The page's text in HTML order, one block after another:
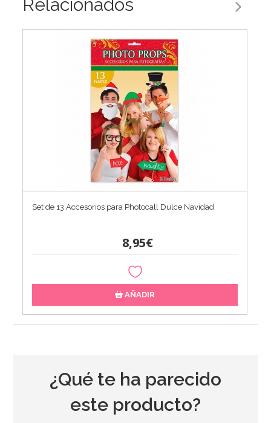
Relacionados
Set de 13 Accesorios para Photocall Dulce Navidad
8,95€
AÑADIR
¿Qué te ha parecido
este producto?